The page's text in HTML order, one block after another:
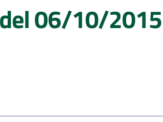
06/10/2015